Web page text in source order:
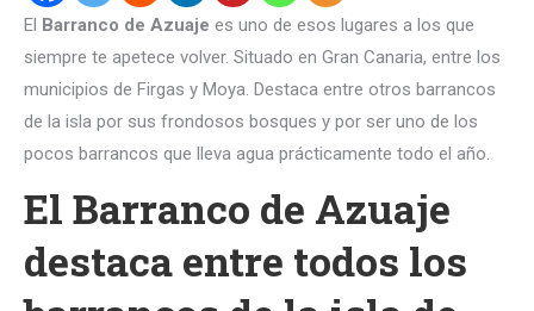
El Barranco de Azuaje es uno de esos lugares a los que
siempre te apetece volver. Situado en Gran Canaria, entre los
municipios de Firgas y Moya. Destaca entre otros barrancos
de la isla por sus frondosos bosques y por ser uno de los
pocos barrancos que lleva agua prácticamente todo el año.
El Barranco de Azuaje
destaca entre todos los